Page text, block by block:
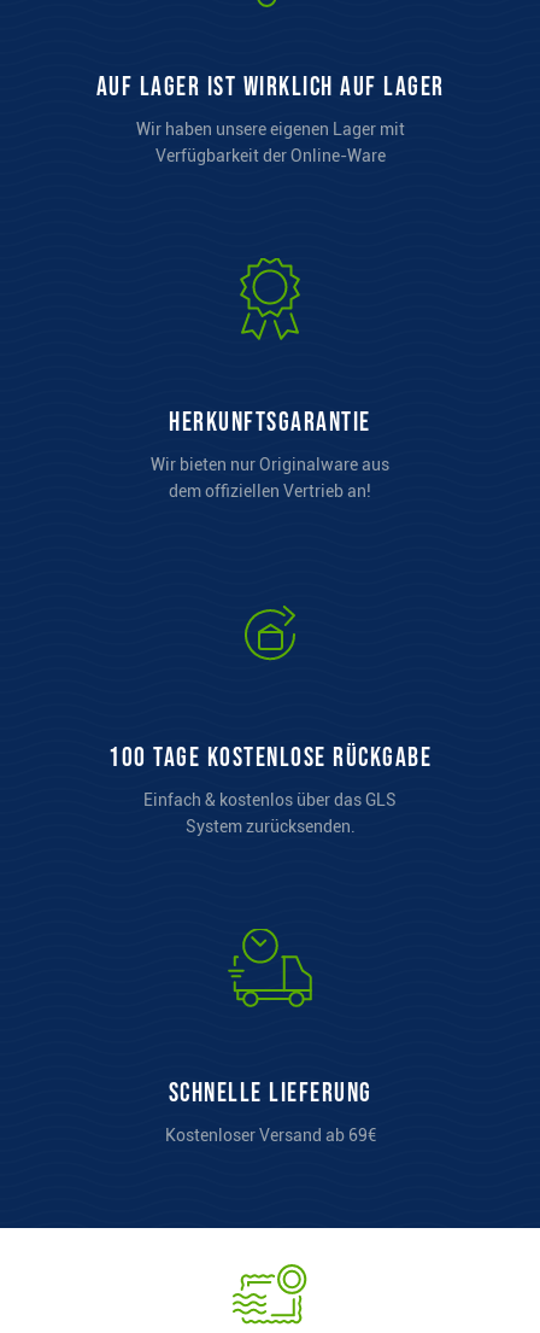
auf Lager ist wirklich auf Lager
Wir haben unsere eigenen Lager mit
Verfügbarkeit der Online-Ware
Herkunftsgarantie
Wir bieten nur Originalware aus
dem offiziellen Vertrieb an!
100 Tage kostenlose Rückgabe
Einfach & kostenlos über das GLS
System zurücksenden.
Schnelle Lieferung
Kostenloser Versand ab 69€